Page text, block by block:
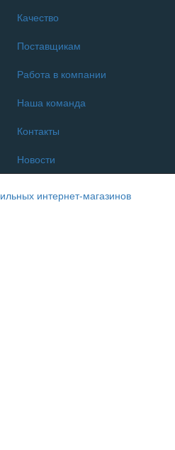
Качество
Поставщикам
Работа в компании
Наша команда
Контакты
Новости
интернет-магазинов